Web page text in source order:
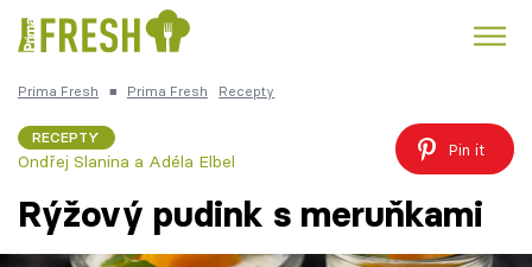
Česká kuchyně Čokoláda
Prima Fresh ■ Prima Fresh Recepty
RECEPTY
Ondřej Slanina a Adéla Elbel
Pin it
Rýžový pudink s meruňkami